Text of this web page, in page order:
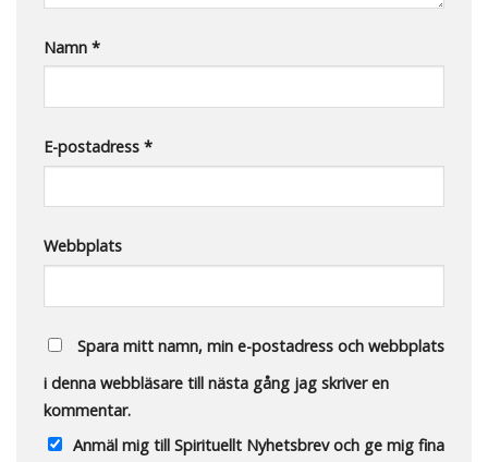
Namn *
E-postadress *
Webbplats
Spara mitt namn, min e-postadress och webbplats
i denna webbläsare till nästa gång jag skriver en
kommentar.
Anmäl mig till Spirituellt Nyhetsbrev och ge mig fina